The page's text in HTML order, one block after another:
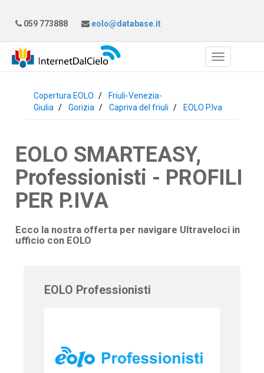
059 773888 eolo@database.it
Copertura EOLO
Friuli-Venezia-
Giulia
Gorizia Capriva del friuli EOLO P.Iva
EOLO SMARTEASY,
Professionisti - PROFILI
PER P.IVA
Ecco la nostra offerta per navigare Ultraveloci in
ufficio con EOLO
EOLO Professionisti